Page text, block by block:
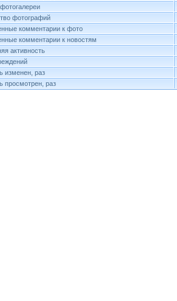
фотографий
комментарии к фото
комментарии к новостям
активность
изменен, раз
просмотрен, раз